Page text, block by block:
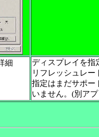
細
ディスプレイを指
リフレッシュレー
指定はまだサポー
いません。(別ア